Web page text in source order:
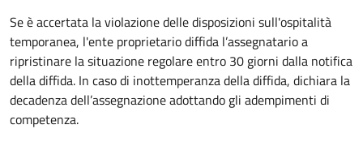
Se è accertata la violazione delle disposizioni sull'ospitalità
temporanea, l'ente proprietario diffida l’assegnatario a
ripristinare la situazione regolare entro 30 giorni dalla notifica
della diffida. In caso di inottemperanza della diffida, dichiara la
decadenza dell’assegnazione adottando gli adempimenti di
competenza.